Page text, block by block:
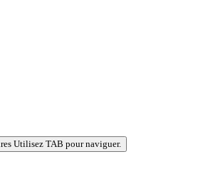
Utilisez TAB pour naviguer.